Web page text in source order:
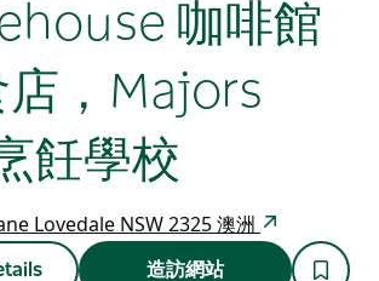
咖啡館
店，Majors
飪學校
Lovedale NSW 2325 澳洲
造訪網站